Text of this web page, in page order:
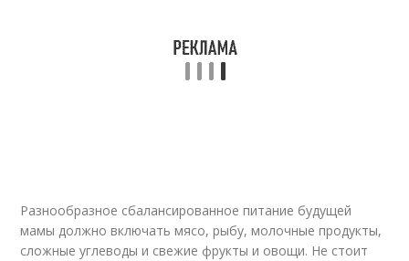
Разнообразное сбалансированное питание будущей
мамы должно включать мясо, рыбу, молочные продукты,
сложные углеводы и свежие фрукты и овощи. Не стоит